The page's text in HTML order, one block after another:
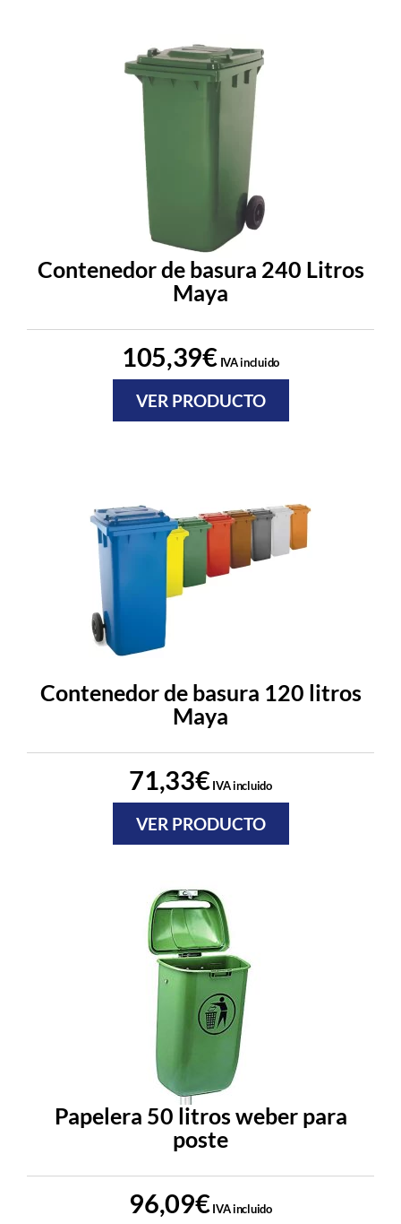
Contenedor de basura 240 Litros
Maya
105,39€IVA incluido
VER PRODUCTO
Contenedor de basura 120 litros
Maya
71,33€IVA incluido
VER PRODUCTO
Papelera 50 litros weber para
poste
96,09€IVA incluido